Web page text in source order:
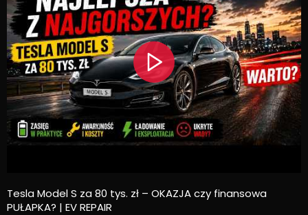
Tesla Model S za 80 tys. zł – OKAZJA czy finansowa
PUŁAPKA? | EV REPAIR